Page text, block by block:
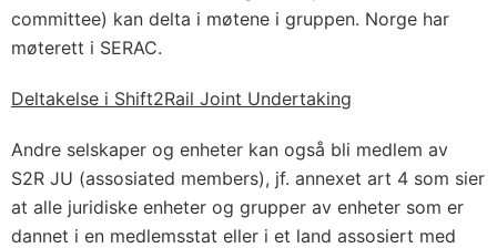
committee) kan delta i møtene i gruppen. Norge har
møterett i SERAC.
Deltakelse i Shift2Rail Joint Undertaking
Andre selskaper og enheter kan også bli medlem av
S2R JU (assosiated members), jf. annexet art 4 som sier
at alle juridiske enheter og grupper av enheter som er
dannet i en medlemsstat eller i et land assosiert med